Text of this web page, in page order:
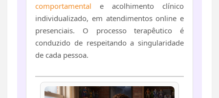
comportamental e acolhimento clínico
individualizado, em atendimentos online e
presenciais. O processo terapêutico é
conduzido de respeitando a singularidade
de cada pessoa.